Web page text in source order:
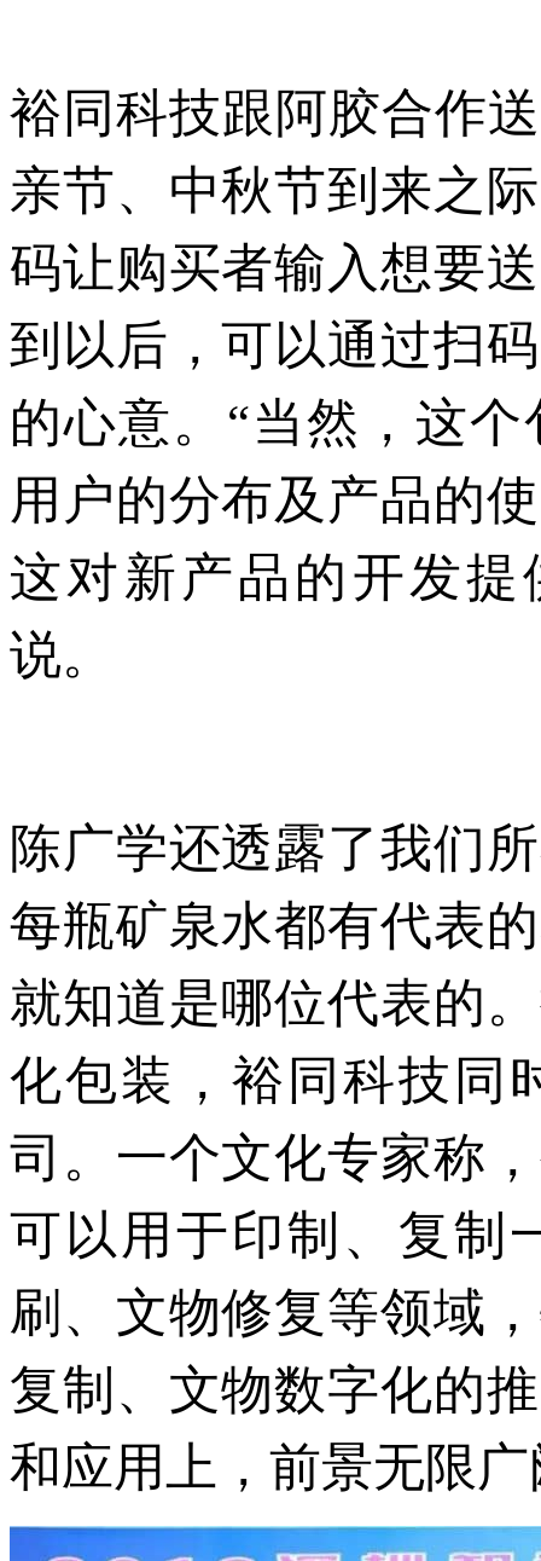
裕同科技跟阿胶合作
亲节、中秋节到来之
码让购买者输入想要
到以后，可以通过扫
的心意。“当然，这
用户的分布及产品的
这对新产品的开发
说。
陈广学还透露了我们
每瓶矿泉水都有代表
就知道是哪位代表的
化包装，裕同科技同
司。一个文化专家称
可以用于印制、复制
刷、文物修复等领域
复制、文物数字化的
和应用上，前景无限